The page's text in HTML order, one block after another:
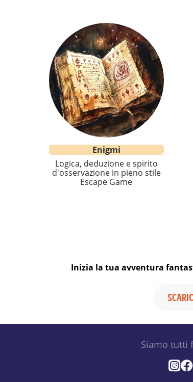
Enigmi
Logica, deduzione e spirito
d'osservazione in pieno stile
Escape Game
Inizia la tua avventura
Siamo tutti